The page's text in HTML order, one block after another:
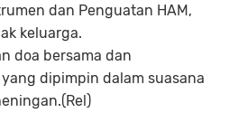
dan Penguatan HAM,
keluarga.
doa bersama dan
dipimpin dalam suasana